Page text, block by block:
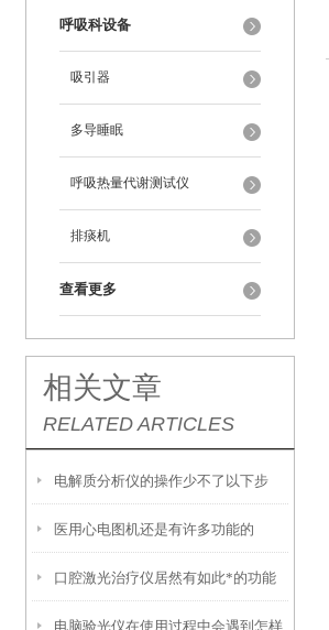
呼吸科设备
吸引器
多导睡眠
呼吸热量代谢测试仪
排痰机
查看更多
相关文章
RELATED ARTICLES
电解质分析仪的操作少不了以下步
骤！
医用心电图机还是有许多功能的
口腔激光治疗仪居然有如此*的功能
电脑验光仪在使用过程中会遇到怎样